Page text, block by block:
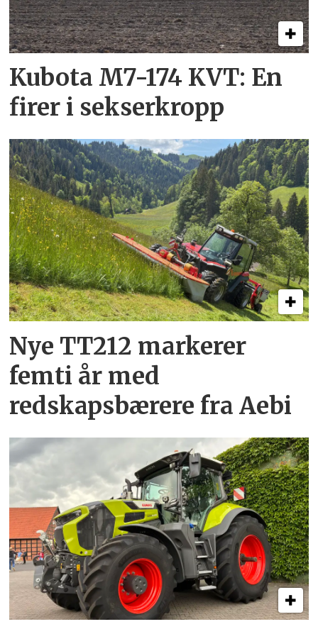
Kubota M7-174 KVT: En
firer i sekserkropp
Nye TT212 markerer
femti år­ med
redskapsbærere fra Aebi